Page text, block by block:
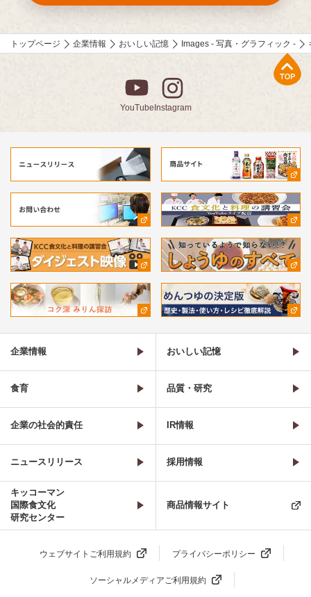
トップページ 企業情報 おいしい記憶 Images - 写真・グラフィック -
YouTube Instagram
企業情報 おいしい記憶
食育 品質・研究
企業の社会的責任 IR情報
ニュースリリース 採用情報
キッコーマン
国際食文化
研究センター
商品情報サイト
ウェブサイトご利用規約 プライバシーポリシー
ソーシャルメディアご利用規約